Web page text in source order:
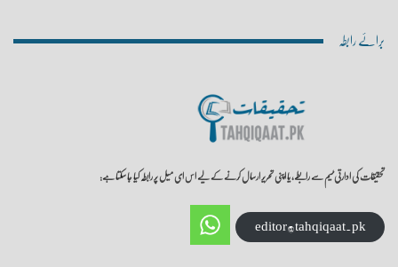
برائے رابطہ
تحقیقات کی ادارتی ٹیم سے رابطے، یا اپنی تحریر ارسال کرنے کے لیے اس ای میل پر رابطہ کیا جا سکتا ہے:
editor@tahqiqaat.pk